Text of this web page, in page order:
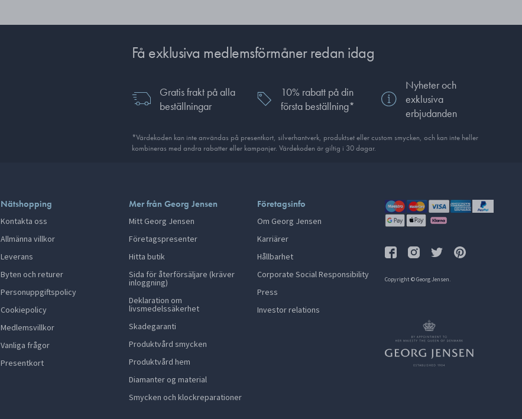
Få exklusiva medlemsförmåner redan idag
Gratis frakt på alla
beställningar
10% rabatt på din
första beställning*
Nyheter och
exklusiva
erbjudanden
*Värdekoden kan inte användas på presentkort, silverhantverk, produkt­set eller custom smycken, och kan inte heller
kombineras med andra rabatter eller kampanjer. Värdekoden är giltig i 30 dagar.
Nätshopping
Kontakta oss
Allmänna villkor
Leverans
Byten och returer
Personuppgiftspolicy
Cookiepolicy
Medlemsvillkor
Vanliga frågor
Presentkort
Mer från Georg Jensen
Mitt Georg Jensen
Företagspresenter
Hitta butik
Sida för återförsäljare (kräver
inloggning)
Deklaration om
livsmedelssäkerhet
Skadegaranti
Produktvård smycken
Produktvård hem
Diamanter og material
Smycken och klockreparationer
Företagsinfo
Om Georg Jensen
Karriärer
Hållbarhet
Corporate Social Responsibility
Press
Investor relations
Copyright © Georg Jensen.